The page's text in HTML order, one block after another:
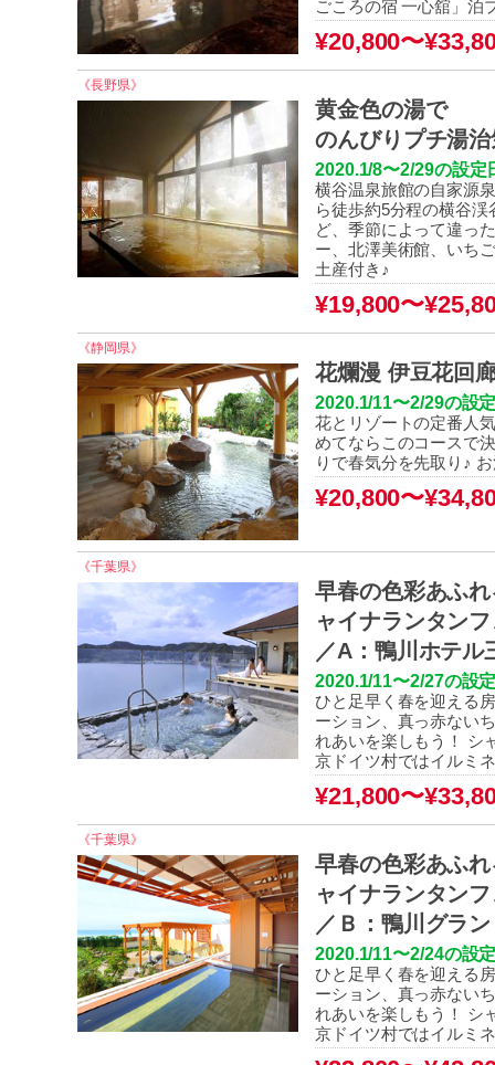
ごころの宿 一心舘」泊
¥20,800〜
《長野県》
黄金色の湯で
のんびりプチ湯
2020.1/8〜2/29の設
横谷温泉旅館の自家源
ら徒歩約5分程の横谷
ど、季節によって違っ
ー、北澤美術館、いち
土産付き♪
¥19,800〜
《静岡県》
花爛漫 伊豆花回
2020.1/11〜2/29の設
花とリゾートの定番人
めてならこのコースで
りで春気分を先取り♪
¥20,800〜¥34,
《千葉県》
早春の色彩あふ
ャイナランタン
／A：鴨川ホテル
2020.1/11〜2/27の設
ひと足早く春を迎える
ーション、真っ赤ない
れあいを楽しもう！ シ
京ドイツ村ではイルミ
¥21,800〜
《千葉県》
早春の色彩あふ
ャイナランタン
／Ｂ：鴨川グラ
2020.1/11〜2/24の設
ひと足早く春を迎える
ーション、真っ赤ない
れあいを楽しもう！ シ
京ドイツ村ではイルミ